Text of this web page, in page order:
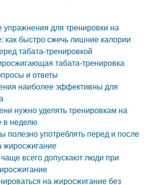
для тренировки на
как быстро сжечь лишние калории
табата-тренировкой
табата-тренировка
и ответы
наиболее эффективны для
нужно уделять тренировкам на
в неделю
полезно употреблять перед и после
жиросжигание
всего допускают люди при
на жиросжигание без